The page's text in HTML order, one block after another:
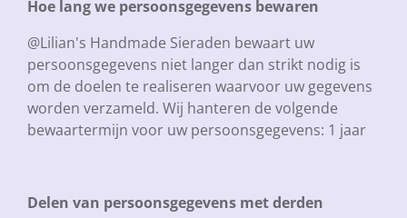
Hoe lang we persoonsgegevens bewaren
@Lilian's Handmade Sieraden bewaart uw
persoonsgegevens niet langer dan strikt nodig is
om de doelen te realiseren waarvoor uw gegevens
worden verzameld. Wij hanteren de volgende
bewaartermijn voor uw persoonsgegevens: 1 jaar
Delen van persoonsgegevens met derden